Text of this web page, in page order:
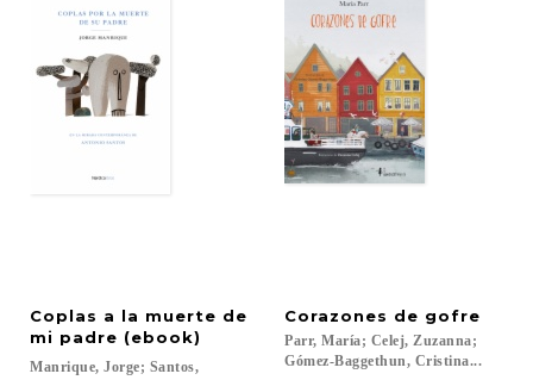
Coplas a la muerte de
mi padre (ebook)
Manrique, Jorge; Santos,
Corazones de gofre
Parr, María; Celej, Zuzanna;
Gómez-Baggethun, Cristina...